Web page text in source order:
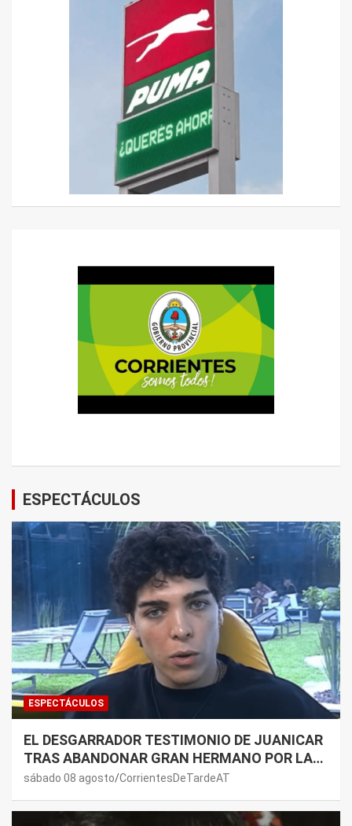
ESPECTÁCULOS
ESPECTÁCULOS
EL DESGARRADOR TESTIMONIO DE JUANICAR
TRAS ABANDONAR GRAN HERMANO POR LA
SALUD DE SU MAMÁ.
sábado 08 agosto CorrientesDeTardeAT